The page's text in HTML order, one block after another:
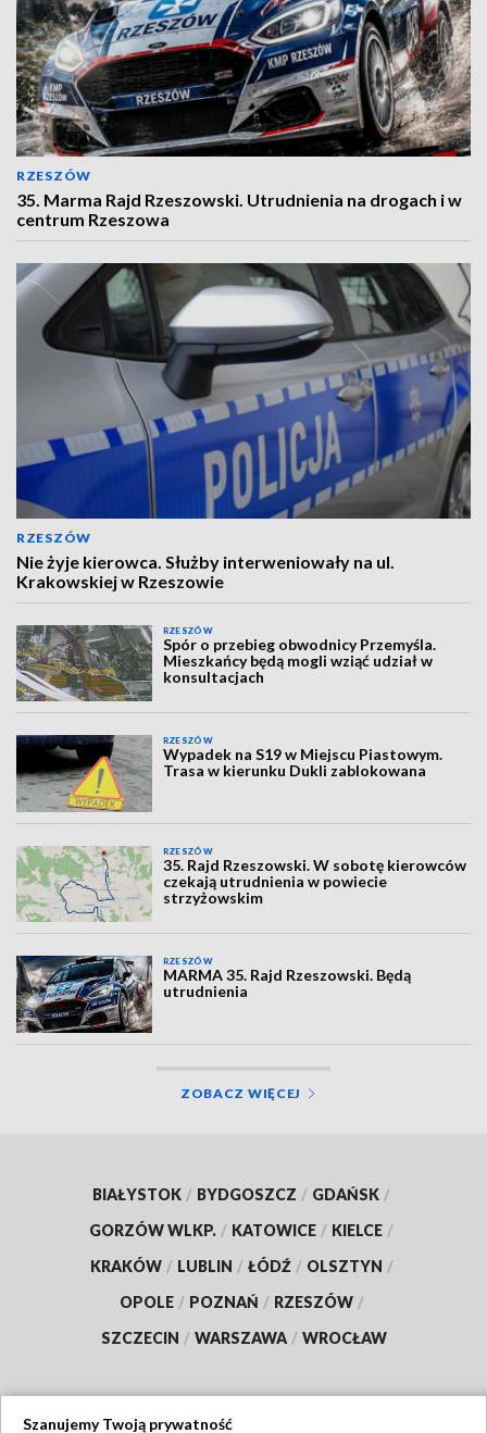
RZESZÓW
35. Marma Rajd Rzeszowski. Utrudnienia na drogach i w
centrum Rzeszowa
RZESZÓW
Nie żyje kierowca. Służby interweniowały na ul.
Krakowskiej w Rzeszowie
RZESZÓW
Spór o przebieg obwodnicy Przemyśla.
Mieszkańcy będą mogli wziąć udział w
konsultacjach
RZESZÓW
Wypadek na S19 w Miejscu Piastowym.
Trasa w kierunku Dukli zablokowana
RZESZÓW
35. Rajd Rzeszowski. W sobotę kierowców
czekają utrudnienia w powiecie
strzyżowskim
RZESZÓW
MARMA 35. Rajd Rzeszowski. Będą
utrudnienia
ZOBACZ WIĘCEJ
BIAŁYSTOK / BYDGOSZCZ / GDAŃSK /
GORZÓW WLKP. / KATOWICE / KIELCE /
KRAKÓW / LUBLIN / ŁÓDŹ / OLSZTYN /
OPOLE / POZNAŃ / RZESZÓW /
SZCZECIN / WARSZAWA / WROCŁAW
Szanujemy Twoją prywatność